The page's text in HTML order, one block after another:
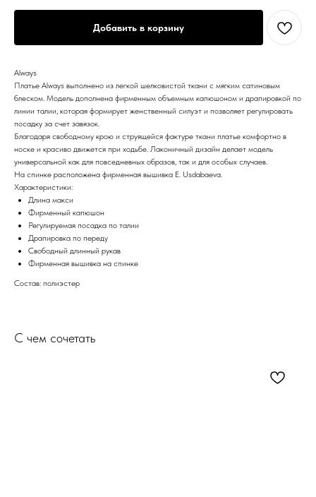
Добавить в корзину
Always
Платье Always выполнено из легкой шелковистой ткани с мягким сатиновым
блеском. Модель дополнена фирменным объемным капюшоном и драпировкой по
линии талии, которая формирует женственный силуэт и позволяет регулировать
посадку за счет завязок.
Благодаря свободному крою и струящейся фактуре ткани платье комфортно в
носке и красиво движется при ходьбе. Лаконичный дизайн делает модель
универсальной как для повседневных образов, так и для особых случаев.
На спинке расположена фирменная вышивка E. Usdabaeva.
Характеристики:
Длина макси
Фирменный капюшон
Регулируемая посадка по талии
Драпировка по переду
Свободный длинный рукав
Фирменная вышивка на спинке
Состав: полиэстер
С чем сочетать